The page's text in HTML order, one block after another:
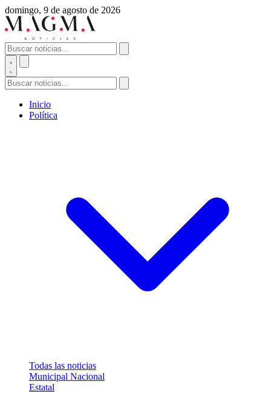
domingo, 9 de agosto de 2026
Inicio
Política
Todas las noticias
Municipal Nacional
Estatal